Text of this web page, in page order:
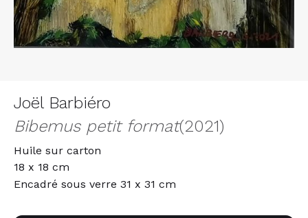
Joël Barbiéro
Bibemus petit format(2021)
Huile sur carton
18 x 18 cm
Encadré sous verre 31 x 31 cm